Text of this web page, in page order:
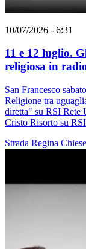
10/07/2026 - 6:31
11 e 12 luglio.
religiosa in
San Francesco
Religione tra
diretta" su RSI Rete
Cristo Risorto su
Strada Regina